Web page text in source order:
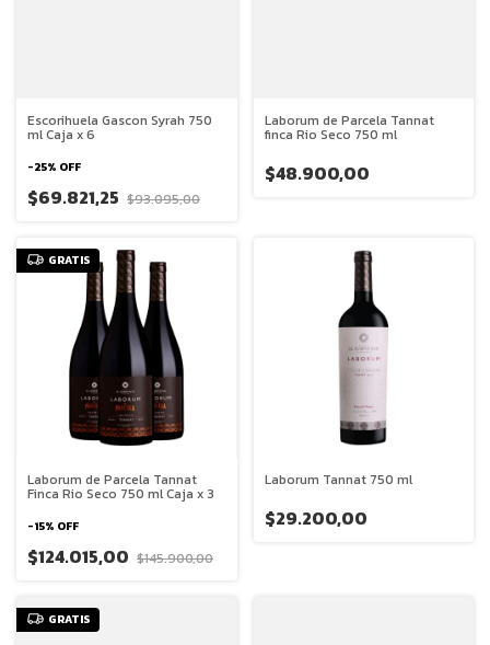
Escorihuela Gascon Syrah 750
ml Caja x 6
-25% OFF
$69.821,25 $93.095,00
Laborum de Parcela Tannat
finca Rio Seco 750 ml
$48.900,00
GRATIS
Laborum de Parcela Tannat
Finca Rio Seco 750 ml Caja x 3
-15% OFF
$124.015,00 $145.900,00
Laborum Tannat 750 ml
$29.200,00
GRATIS